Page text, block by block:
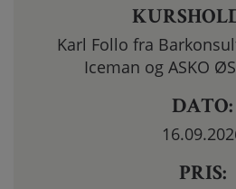
SMÅRETTER
Karl Follo fra
Iceman og ASKO
DATO:
PRIS: